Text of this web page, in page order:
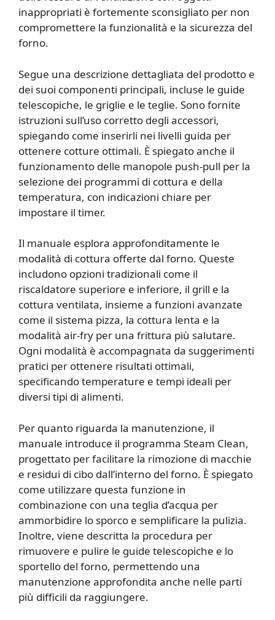
inappropriati è fortemente sconsigliato per non
compromettere la funzionalità e la sicurezza del
forno.
Segue una descrizione dettagliata del prodotto e
dei suoi componenti principali, incluse le guide
telescopiche, le griglie e le teglie. Sono fornite
istruzioni sull’uso corretto degli accessori,
spiegando come inserirli nei livelli guida per
ottenere cotture ottimali. È spiegato anche il
funzionamento delle manopole push-pull per la
selezione dei programmi di cottura e della
temperatura, con indicazioni chiare per
impostare il timer.
Il manuale esplora approfonditamente le
modalità di cottura offerte dal forno. Queste
includono opzioni tradizionali come il
riscaldatore superiore e inferiore, il grill e la
cottura ventilata, insieme a funzioni avanzate
come il sistema pizza, la cottura lenta e la
modalità air-fry per una frittura più salutare.
Ogni modalità è accompagnata da suggerimenti
pratici per ottenere risultati ottimali,
specificando temperature e tempi ideali per
diversi tipi di alimenti.
Per quanto riguarda la manutenzione, il
manuale introduce il programma Steam Clean,
progettato per facilitare la rimozione di macchie
e residui di cibo dall’interno del forno. È spiegato
come utilizzare questa funzione in
combinazione con una teglia d’acqua per
ammorbidire lo sporco e semplificare la pulizia.
Inoltre, viene descritta la procedura per
rimuovere e pulire le guide telescopiche e lo
sportello del forno, permettendo una
manutenzione approfondita anche nelle parti
più difficili da raggiungere.